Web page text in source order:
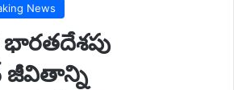
News
భారతదేశపు